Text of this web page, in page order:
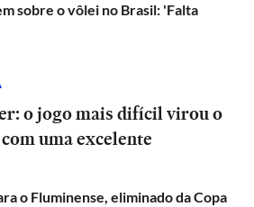
sobre o vôlei no Brasil: 'Falta
o jogo mais difícil virou o
uma excelente
o Fluminense, eliminado da Copa